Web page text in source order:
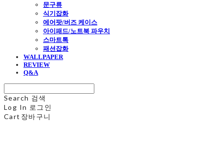
문구류
식기잡화
에어팟/버즈 케이스
아이패드/노트북 파우치
스마트톡
패션잡화
WALLPAPER
REVIEW
Q&A
Search 검색
Log In 로그인
Cart 장바구니